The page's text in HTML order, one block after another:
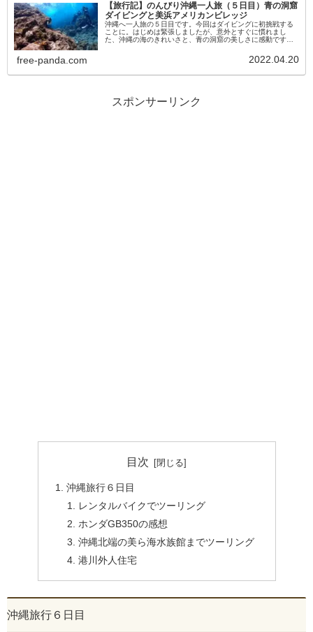
【旅行記】のんびり沖縄一人旅（５日目）青の洞窟
ダイビングと美浜アメリカンビレッジ
沖縄へ一人旅の５日目です。今回はダイビングに初挑戦する
ことに。はじめは緊張しましたが、意外とすぐに慣れまし
た、沖縄の海のきれいさと、青の洞窟の美しさに感動です。
事をいただきました。沖縄でダイビング、ぜひおすすめで
free-panda.com 2022.04.20
スポンサーリンク
目次
沖縄旅行６日目
レンタルバイクでツーリング
ホンダGB350の感想
沖縄北端の美ら海水族館までツーリング
港川外人住宅
沖縄旅行６日目